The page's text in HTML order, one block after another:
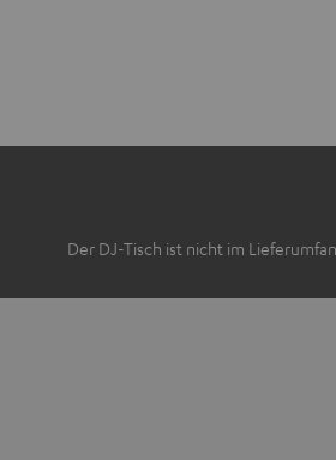
Der DJ-Tisch ist nicht im